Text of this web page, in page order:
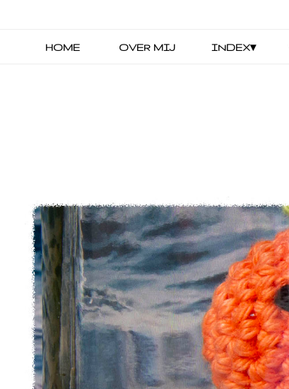
HOME OVER MIJ INDEX▾